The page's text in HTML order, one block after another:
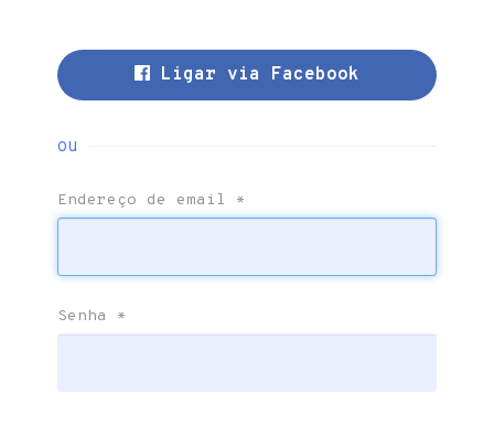
Ligar via Facebook
ou
Endereço de email *
Senha *